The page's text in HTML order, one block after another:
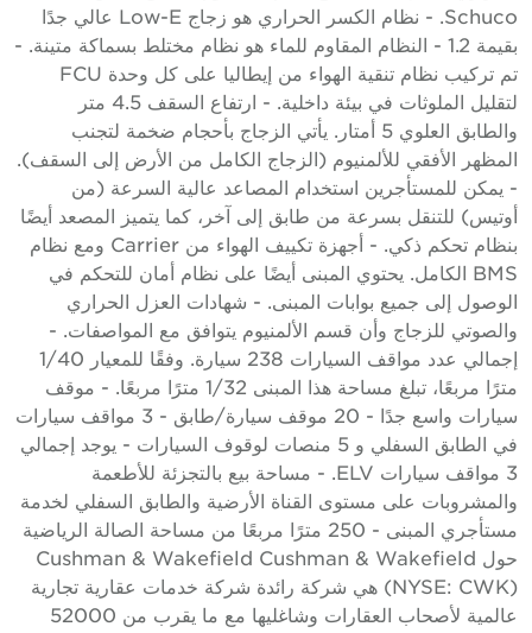
Schuco. - نظام الكسر الحراري هو زجاج Low-E عالي جدًا
بقيمة 1.2 - النظام المقاوم للماء هو نظام مختلط بسماكة متينة. -
تم تركيب نظام تنقية الهواء من إيطاليا على كل وحدة FCU
لتقليل الملوثات في بيئة داخلية. - ارتفاع السقف 4.5 متر
والطابق العلوي 5 أمتار. يأتي الزجاج بأحجام ضخمة لتجنب
المظهر الأفقي للألمنيوم (الزجاج الكامل من الأرض إلى السقف).
- يمكن للمستأجرين استخدام المصاعد عالية السرعة (من
أوتيس) للتنقل بسرعة من طابق إلى آخر، كما يتميز المصعد أيضًا
بنظام تحكم ذكي. - أجهزة تكييف الهواء من Carrier ومع نظام
BMS الكامل. يحتوي المبنى أيضًا على نظام أمان للتحكم في
الوصول إلى جميع بوابات المبنى. - شهادات العزل الحراري
والصوتي للزجاج وأن قسم الألمنيوم يتوافق مع المواصفات. -
إجمالي عدد مواقف السيارات 238 سيارة. وفقًا للمعيار 1/40
مترًا مربعًا، تبلغ مساحة هذا المبنى 1/32 مترًا مربعًا. - موقف
سيارات واسع جدًا - 20 موقف سيارة/طابق - 3 مواقف سيارات
في الطابق السفلي و 5 منصات لوقوف السيارات - يوجد إجمالي
3 مواقف سيارات ELV. - مساحة بيع بالتجزئة للأطعمة
والمشروبات على مستوى القناة الأرضية والطابق السفلي لخدمة
مستأجري المبنى - 250 مترًا مربعًا من مساحة الصالة الرياضية
حول Cushman & Wakefield Cushman & Wakefield
(NYSE: CWK) هي شركة رائدة شركة خدمات عقارية تجارية
عالمية لأصحاب العقارات وشاغليها مع ما يقرب من 52000